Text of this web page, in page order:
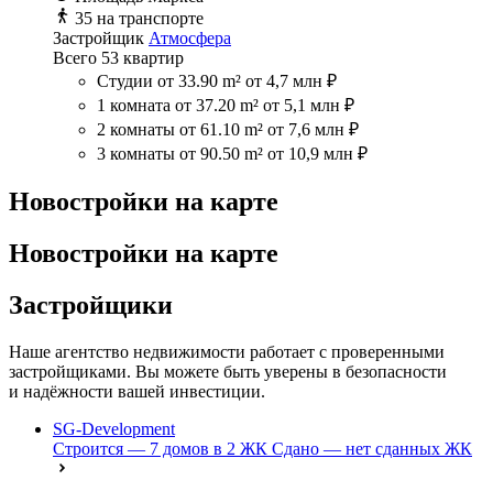
35 на транспорте
Застройщик Атмосфера
Всего 53 квартир
Студии от 33.90 m² от 4,7 млн ₽
1 комната от 37.20 m² от 5,1 млн ₽
2 комнаты от 61.10 m² от 7,6 млн ₽
3 комнаты от 90.50 m² от 10,9 млн ₽
Новостройки на карте
Новостройки на карте
Застройщики
Наше агентство недвижимости работает с проверенными
застройщиками. Вы можете быть уверены в безопасности
и надёжности вашей инвестиции.
SG-Development
Строится — 7 домов в 2 ЖК Сдано — нет сданных ЖК